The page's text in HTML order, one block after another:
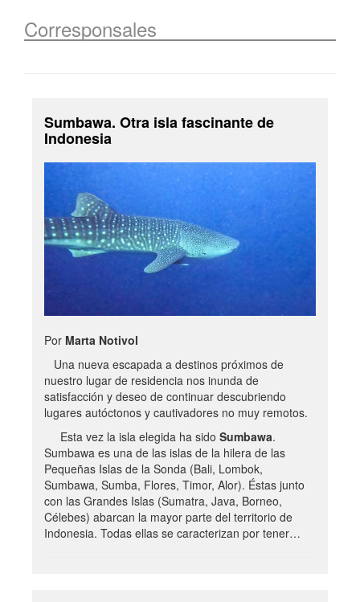
Corresponsales
Sumbawa. Otra isla fascinante de
Indonesia
Por Marta Notivol
Una nueva escapada a destinos próximos de
nuestro lugar de residencia nos inunda de
satisfacción y deseo de continuar descubriendo
lugares autóctonos y cautivadores no muy remotos.
Esta vez la isla elegida ha sido Sumbawa.
Sumbawa es una de las islas de la hilera de las
Pequeñas Islas de la Sonda (Bali, Lombok,
Sumbawa, Sumba, Flores, Timor, Alor). Éstas junto
con las Grandes Islas (Sumatra, Java, Borneo,
Célebes) abarcan la mayor parte del territorio de
Indonesia. Todas ellas se caracterizan por tener…